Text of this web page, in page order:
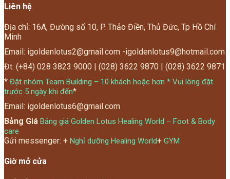
Liên hệ
Địa chỉ: 16A, Đường số 10, P. Thảo Điền, Thủ Đức, Tp Hồ Chí
Minh
Email: igoldenlotus2@gmail.com -igoldenlotus9@hotmail.com
Đt: (+84) 028 3823 9000 | (028) 3622 9870 | (028) 3622 9871
* Đặt nhóm Team Building – 10 khách hoặc hơn * Vui lòng đặt
trước 5 ngày khi đến*
Email: igoldenlotus6@gmail.com
Bảng Giá Bảng giá Golden Lotus Healing World – Foot & Body
care
Gửi messenger: + Nghỉ dưỡng Healing World+ GYM
Giờ mở cửa